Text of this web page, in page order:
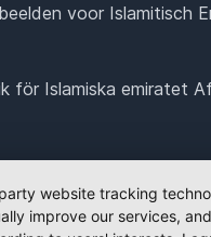
voor Islamitisch
för Islamiska emiratet
website tracking
improve our services,